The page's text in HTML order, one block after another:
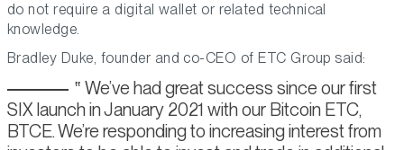
do not require a digital wallet or related technical
knowledge.
Bradley Duke, founder and co-CEO of ETC Group said:
We’ve had great success since our first
SIX launch in January 2021 with our Bitcoin ETC,
BTCE. We’re responding to increasing interest from